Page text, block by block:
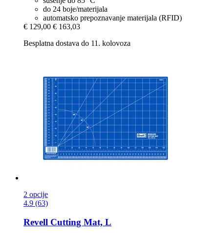
do 24 boje/materijala
automatsko prepoznavanje materijala (RFID)
€ 129,00 € 163,03
Besplatna dostava do 11. kolovoza
2 opcije
4.9 (63)
Revell Cutting Mat, L